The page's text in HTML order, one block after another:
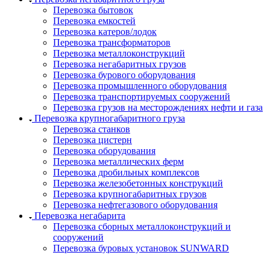
Перевозка бытовок
Перевозка емкостей
Перевозка катеров/лодок
Перевозка трансформаторов
Перевозка металлоконструкций
Перевозка негабаритных грузов
Перевозка бурового оборудования
Перевозка промышленного оборудования
Перевозка транспортируемых сооружений
Перевозка грузов на месторождениях нефти и газа
Перевозка крупногабаритного груза
Перевозка станков
Перевозка цистерн
Перевозка оборудования
Перевозка металлических ферм
Перевозка дробильных комплексов
Перевозка железобетонных конструкций
Перевозка крупногабаритных грузов
Перевозка нефтегазового оборудования
Перевозка негабарита
Перевозка сборных металлоконструкций и
сооружений
Перевозка буровых установок SUNWARD